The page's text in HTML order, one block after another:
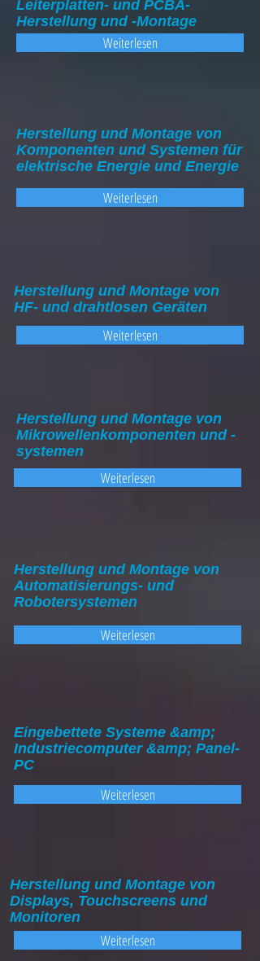
Leiterplatten- und PCBA-
Herstellung und -Montage
Weiterlesen
Herstellung und Montage von
Komponenten und Systemen für
elektrische Energie und Energie
Weiterlesen
Herstellung und Montage von
HF- und drahtlosen Geräten
Weiterlesen
Herstellung und Montage von
Mikrowellenkomponenten und -
systemen
Weiterlesen
Herstellung und Montage von
Automatisierungs- und
Robotersystemen
Weiterlesen
Eingebettete Systeme &amp;
Industriecomputer &amp; Panel-
PC
Weiterlesen
Herstellung und Montage von
Displays, Touchscreens und
Monitoren
Weiterlesen